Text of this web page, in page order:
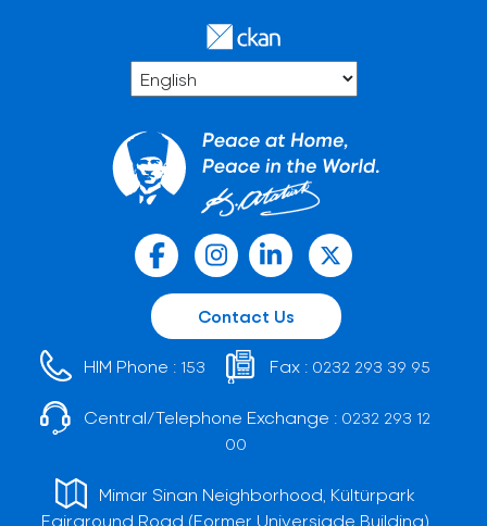
Contact Us
HIM Phone : 153 Fax : 0232 293 39 95
Central/Telephone Exchange : 0232 293 12
00
Mimar Sinan Neighborhood, Kültürpark
Fairground Road (Former Universiade Building)